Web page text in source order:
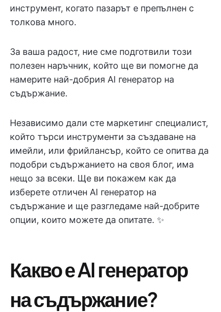
инструмент, когато пазарът е препълнен с
толкова много.
За ваша радост, ние сме подготвили този
полезен наръчник, който ще ви помогне да
намерите най-добрия AI генератор на
съдържание.
Независимо дали сте маркетинг специалист,
който търси инструменти за създаване на
имейли, или фрийлансър, който се опитва да
подобри съдържанието на своя блог, има
нещо за всеки. Ще ви покажем как да
изберете отличен AI генератор на
съдържание и ще разгледаме най-добрите
опции, които можете да опитате. ✨
Какво е AI генератор
на съдържание?